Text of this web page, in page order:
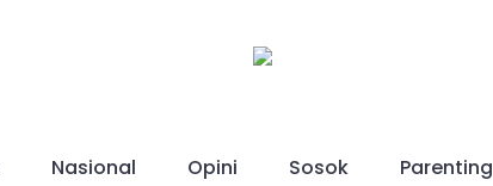
Nasional Opini Sosok Parenting